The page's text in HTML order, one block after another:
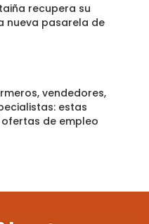
recupera su
nueva pasarela de
vendedores,
estas
de empleo